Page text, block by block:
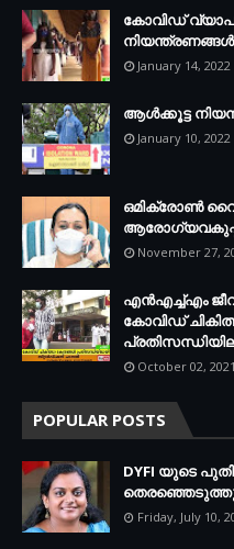
കോവിഡ്
January 14, 2022
ആള്‍ക്കൂട്ട
January 10, 2022
ഒമിക്രോണ്‍
ആരോഗ്യവകുപ്പ്
November 27,
എന്‍എച്ച്എം
കോവിഡ്
October 02, 2021
POPULAR POSTS
DYFI യുടെ
Friday, July 10,